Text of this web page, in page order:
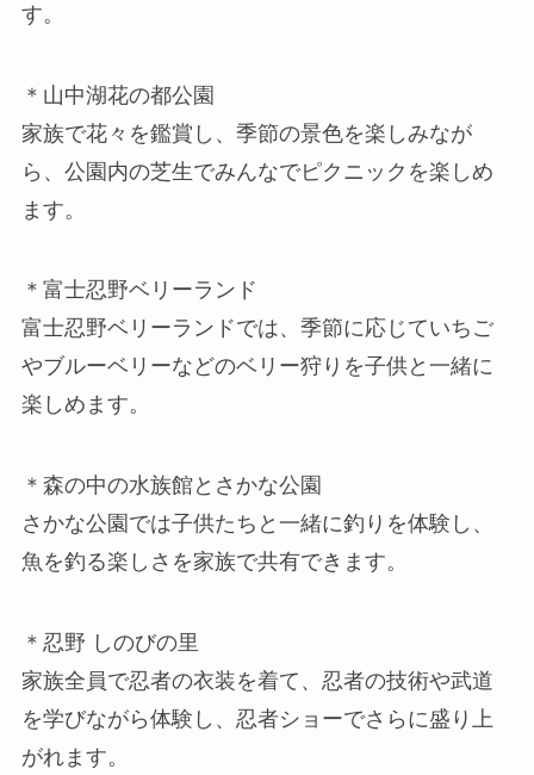
す。
＊山中湖花の都公園
家族で花々を鑑賞し、季節の景色を楽しみなが
ら、公園内の芝生でみんなでピクニックを楽しめ
ます。
＊富士忍野ベリーランド
富士忍野ベリーランドでは、季節に応じていちご
やブルーベリーなどのベリー狩りを子供と一緒に
楽しめます。
＊森の中の水族館とさかな公園
さかな公園では子供たちと一緒に釣りを体験し、
魚を釣る楽しさを家族で共有できます。
＊忍野 しのびの里
家族全員で忍者の衣装を着て、忍者の技術や武道
を学びながら体験し、忍者ショーでさらに盛り上
がれます。